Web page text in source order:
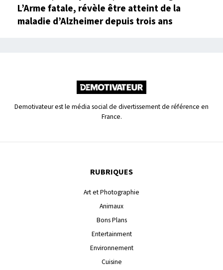
L’Arme fatale, révèle être atteint de la
maladie d’Alzheimer depuis trois ans
Demotivateur est le média social de divertissement de référence en
France.
RUBRIQUES
Art et Photographie
Animaux
Bons Plans
Entertainment
Environnement
Cuisine